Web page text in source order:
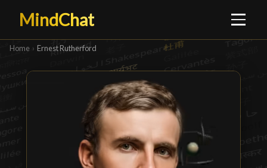
MindChat
Home › Ernest Rutherford